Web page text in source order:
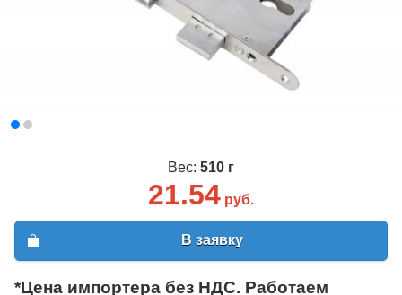
Вес: 510 г
21.54 руб.
В заявку
*Цена импортера без НДС. Работаем